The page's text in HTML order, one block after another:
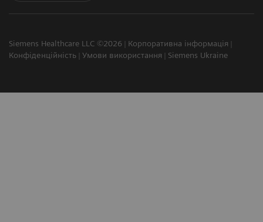
Siemens Healthcare LLC ©2026
Корпоративна інформація
Конфіденційність
Умови використання Siemens Ukraine